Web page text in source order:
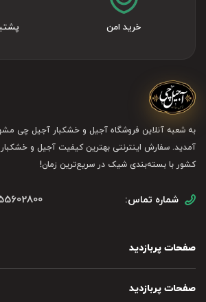
خرید امن
آمدید. سفارش اینترنتی بهترین کیفیت آجیل و خشکبار
کشور با بسته‌بندی شیک در سریع‌ترین زمان!
شماره تماس:
صفحات پربازدید
صفحات پربازدید